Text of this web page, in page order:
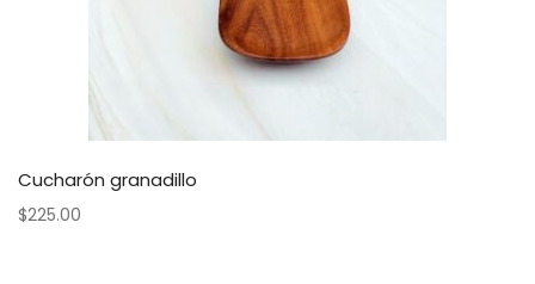
Cucharón granadillo
$225.00